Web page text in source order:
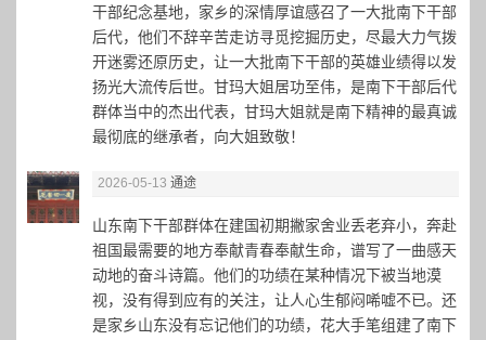
干部纪念基地，家乡的深情厚谊感召了一大批南下干部
后代，他们不辞辛苦走访寻觅挖掘历史，尽最大力气拨
开迷雾还原历史，让一大批南下干部的英雄业绩得以发
扬光大流传后世。甘玛大姐居功至伟，是南下干部后代
群体当中的杰出代表，甘玛大姐就是南下精神的最真诚
最彻底的继承者，向大姐致敬！
2026-05-13 通途
山东南下干部群体在建国初期撇家舍业丢老弃小，奔赴
祖国最需要的地方奉献青春奉献生命，谱写了一曲感天
动地的奋斗诗篇。他们的功绩在某种情况下被当地漠
视，没有得到应有的关注，让人心生郁闷唏嘘不已。还
是家乡山东没有忘记他们的功绩，花大手笔组建了南下